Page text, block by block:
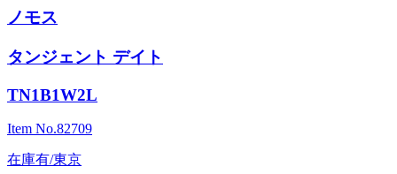
ノモス
タンジェント デイト
TN1B1W2L
Item No.82709
在庫有/東京